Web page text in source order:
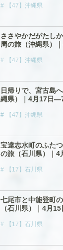
【47】沖縄県
ささやかだがたし
周の旅（沖縄県）
【47】沖縄県
日帰りで、宮古島
縄県）｜4月17日
【47】沖縄県
宝達志水町のふた
の旅（石川県）｜4
【17】石川県
七尾市と中能登町
（石川県）｜4月
【17】石川県